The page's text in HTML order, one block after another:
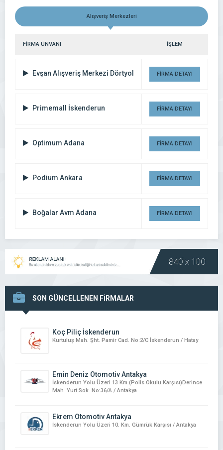
Alışveriş Merkezleri
FİRMA ÜNVANI İŞLEM
Evşan Alışveriş Merkezi Dörtyol FİRMA DETAYI
Primemall İskenderun FİRMA DETAYI
Optimum Adana FİRMA DETAYI
Podium Ankara FİRMA DETAYI
Boğalar Avm Adana FİRMA DETAYI
SON GÜNCELLENEN FİRMALAR
Koç Piliç İskenderun
Kurtuluş Mah. Şht. Pamir Cad. No:2/C İskenderun / Hatay
Emin Deniz Otomotiv Antakya
İskenderun Yolu Üzeri 13 Km.(Polis Okulu Karşısı)Derince
Mah. Yurt Sok. No:36/A / Antakya
Ekrem Otomotiv Antakya
İskenderun Yolu Üzeri 10. Km. Gümrük Karşısı / Antakya